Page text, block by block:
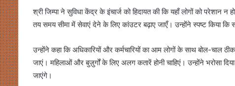
श्री जिम्पा ने सुविधा केंद्र के इंचार्ज को हिदायत की कि यहाँ लोगों को परेशान
तय समय सीमा में सेवाएं देने के लिए कांउटर बढ़ाए जाएँ। उन्होंने स्पष्ट किया कि
उन्होंने कहा कि अधिकारियों और कर्मचारियों का आम लोगों के साथ बोल-चाल
जाएं। महिलाओं और बुज़ुर्गों के लिए अलग कतारें होनी चाहिएं। उन्होंने भरोसा
जाएंगे।